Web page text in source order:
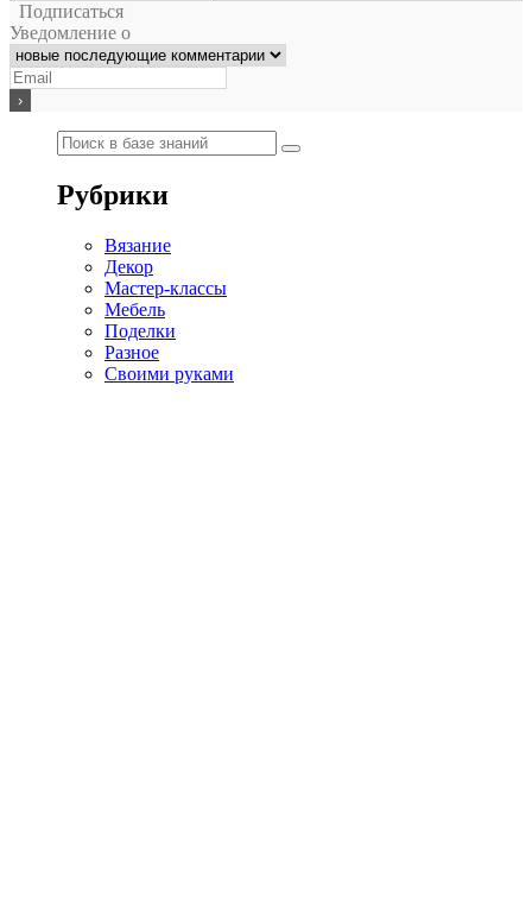
Подписаться
Уведомление о
Рубрики
Вязание
Декор
Мастер-классы
Мебель
Поделки
Разное
Своими руками